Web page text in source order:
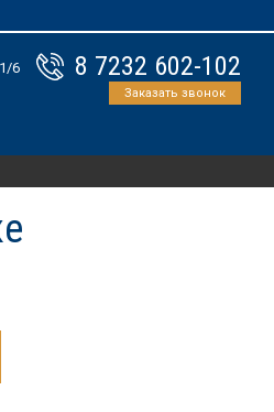
8 7232 602-102
Заказать звонок
6